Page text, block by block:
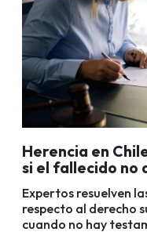
Herencia en
si el fallecido no
Expertos resuelven
respecto al derecho
cuando no hay